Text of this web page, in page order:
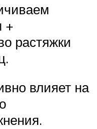
+
растяжки
влияет на